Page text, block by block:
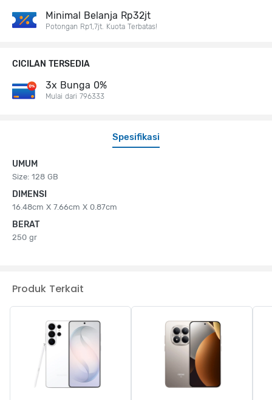
Spesifikasi
UMUM
Size: 128 GB
DIMENSI
16.48cm X 7.66cm X 0.87cm
BERAT
250 gr
Minimal Belanja Rp32jt
Potongan Rp1,7jt. Kuota Terbatas!
CICILAN TERSEDIA
3x Bunga 0%
Mulai dari 796333
Produk Terkait